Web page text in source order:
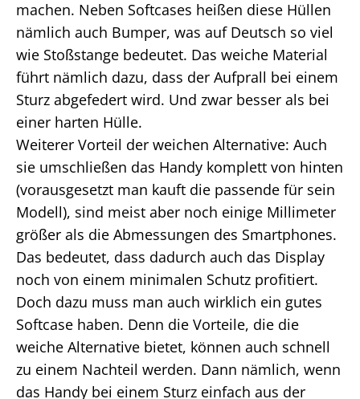
machen. Neben Softcases heißen diese Hüllen
nämlich auch Bumper, was auf Deutsch so viel
wie Stoßstange bedeutet. Das weiche Material
führt nämlich dazu, dass der Aufprall bei einem
Sturz abgefedert wird. Und zwar besser als bei
einer harten Hülle.
Weiterer Vorteil der weichen Alternative: Auch
sie umschließen das Handy komplett von hinten
(vorausgesetzt man kauft die passende für sein
Modell), sind meist aber noch einige Millimeter
größer als die Abmessungen des Smartphones.
Das bedeutet, dass dadurch auch das Display
noch von einem minimalen Schutz profitiert.
Doch dazu muss man auch wirklich ein gutes
Softcase haben. Denn die Vorteile, die die
weiche Alternative bietet, können auch schnell
zu einem Nachteil werden. Dann nämlich, wenn
das Handy bei einem Sturz einfach aus der